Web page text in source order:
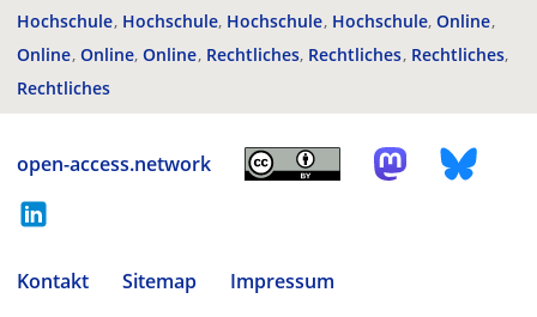
Hochschule Hochschule Hochschule Hochschule Online
Online Online Online Rechtliches Rechtliches Rechtliches
Rechtliches
open-access.network
Kontakt Sitemap
Impressum